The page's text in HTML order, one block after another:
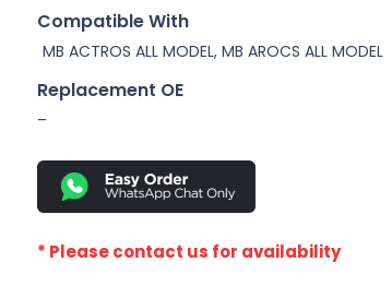
Compatible With
MB ACTROS ALL MODEL, MB AROCS ALL MODEL
Replacement OE
–
* Please contact us for availability